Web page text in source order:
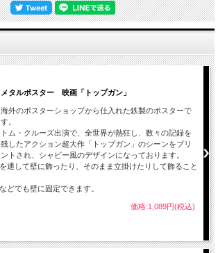
メタルポスター 映画「トップガン」
海外のポスターショップから仕入れた鉄製のポスターで
す。
トム・クルーズ出演で、全世界が熱狂し、数々の記録を
残したアクション超大作「トップガン」のシーンをプリ
ントされ、シャビー風のデザインになっております。
通して壁に飾ったり、そのまま立掛けたりして飾ること
どでも壁に固定できます。
価格:1,089円(税込)